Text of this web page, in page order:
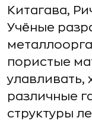
Китагава,
Учёные
пористые
улавливать,
различные
структуры